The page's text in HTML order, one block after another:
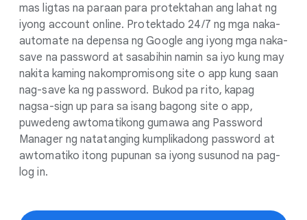
mas ligtas na paraan para protektahan ang lahat ng
iyong account online. Protektado 24/7 ng mga naka-
automate na depensa ng Google ang iyong mga naka-
save na password at sasabihin namin sa iyo kung may
nakita kaming nakompromisong site o app kung saan
nag-save ka ng password. Bukod pa rito, kapag
nagsa-sign up para sa isang bagong site o app,
puwedeng awtomatikong gumawa ang Password
Manager ng natatanging kumplikadong password at
awtomatiko itong pupunan sa iyong susunod na pag-
log in.